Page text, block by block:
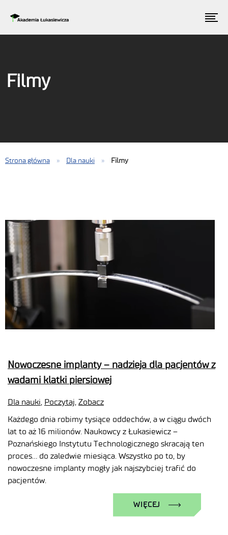
Filmy
Strona główna » Dla nauki » Filmy
Nowoczesne implanty – nadzieja dla pacjentów z
wadami klatki piersiowej
Dla nauki Poczytaj Zobacz
Każdego dnia robimy tysiące oddechów, a w ciągu dwóch
lat to aż 16 milionów. Naukowcy z Łukasiewicz –
Poznańskiego Instytutu Technologicznego skracają ten
proces… do zaledwie miesiąca. Wszystko po to, by
nowoczesne implanty mogły jak najszybciej trafić do
pacjentów.
WIĘCEJ